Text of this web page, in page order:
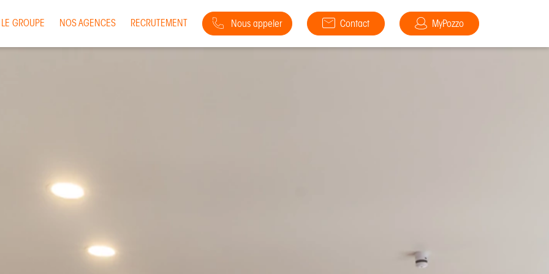
LE GROUPE NOS AGENCES RECRUTEMENT Nous appeler Contact MyPozzo